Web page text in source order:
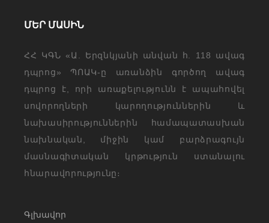
ՄԵՐ ՄԱՍԻՆ
ՀՀ ԿԳՆ «Ա. Երզնկյանի անվան հ. 118 ավագ
դպրոց» ՊՈԱԿ-ը առանձին գործող ավագ
դպրոց է, որի առաքելությունն է ապահովել
սովորողների կարողություններին և
նախասիրություններին համապատասխան
նախնական, միջին կամ բարձրագույն
մասնագիտական կրթություն ստանալու
հնարավորությունը։
Գլխավոր